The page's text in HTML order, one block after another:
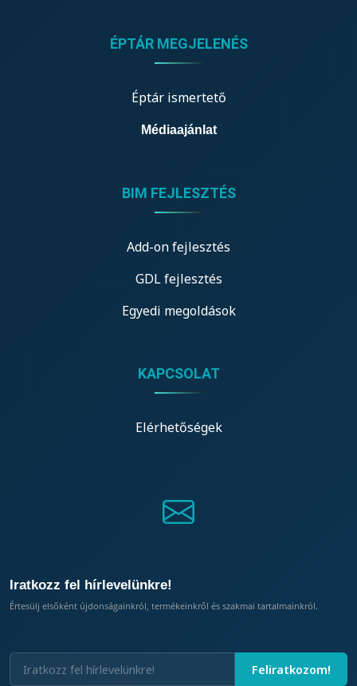
ÉPTÁR MEGJELENÉS
Éptár ismertető
Médiaajánlat
BIM FEJLESZTÉS
Add-on fejlesztés
GDL fejlesztés
Egyedi megoldások
KAPCSOLAT
Elérhetőségek
Iratkozz fel hírlevelünkre!
Értesülj elsőként újdonságainkról, termékeinkről és szakmai tartalmainkról.